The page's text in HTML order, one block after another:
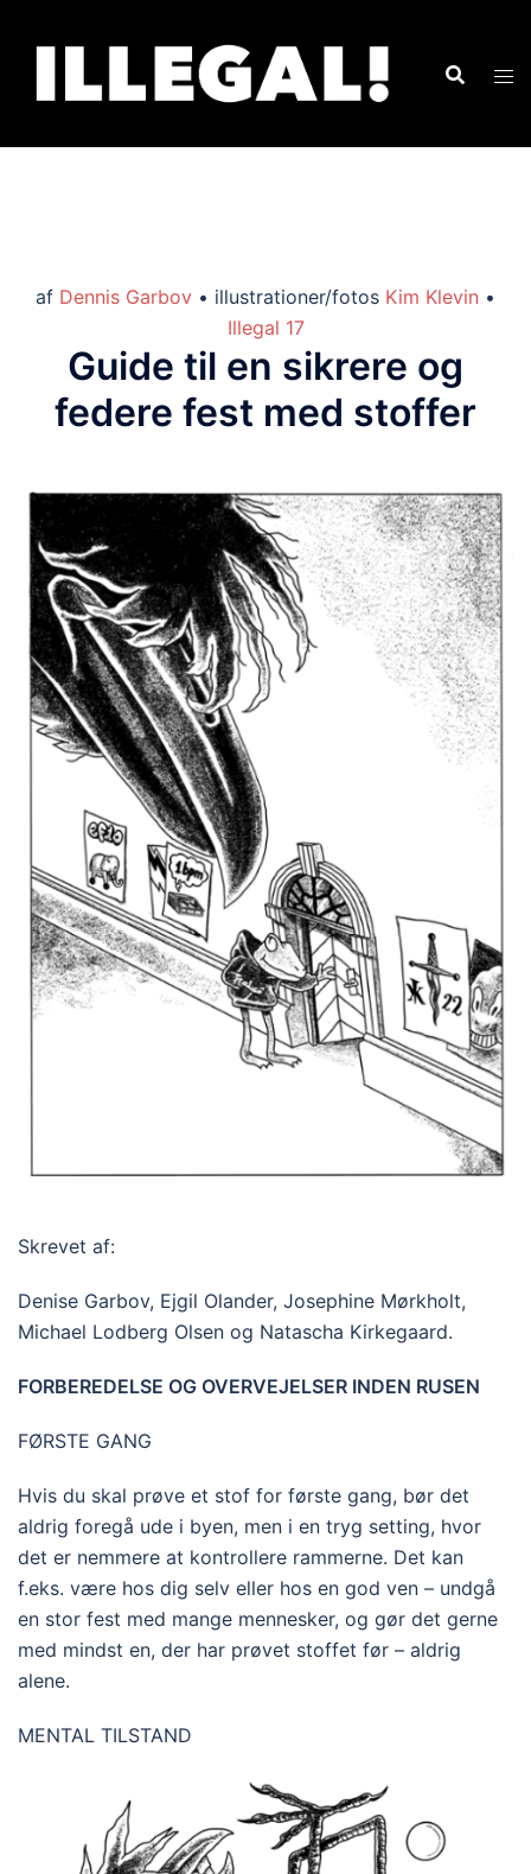
af Dennis Garbov • illustrationer/fotos Kim Klevin •
Illegal 17
Guide til en sikrere og
federe fest med stoffer
Skrevet af:
Denise Garbov, Ejgil Olander, Josephine Mørkholt,
Michael Lodberg Olsen og Natascha Kirkegaard.
FORBEREDELSE OG OVERVEJELSER INDEN RUSEN
FØRSTE GANG
Hvis du skal prøve et stof for første gang, bør det
aldrig foregå ude i byen, men i en tryg setting, hvor
det er nemmere at kontrollere rammerne. Det kan
f.eks. være hos dig selv eller hos en god ven – undgå
en stor fest med mange mennesker, og gør det gerne
med mindst en, der har prøvet stoffet før – aldrig
alene.
MENTAL TILSTAND